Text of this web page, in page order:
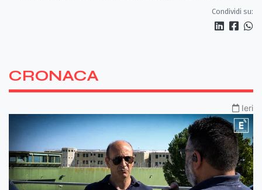
Condividi su:
CRONACA
Ieri